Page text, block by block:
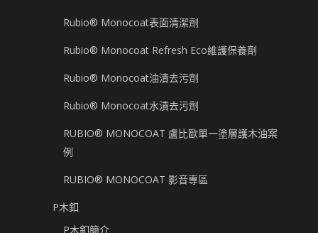
Rubio® Monocoat表面清潔劑
Rubio® Monocoat Refresh Eco維護保養劑
Rubio® Monocoat油漬去污劑
Rubio® Monocoat水漬去污劑
RUBIO® MONOCOAT 盧比歐單一塗層護木油案
例
RUBIO® MONOCOAT 影音專區
P木釦
P木釦簡介